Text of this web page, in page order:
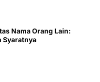
Nama Orang Lain:
Syaratnya